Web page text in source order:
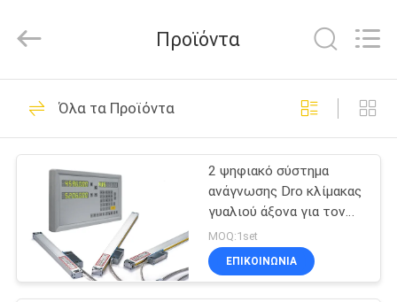
ΣΠΊΤΙ
ΠΡΟΪΌΝΤΑ
ΣΧΕΤΙΚΆ
ΜΕ
ΕΜΆΣ
Technology
Reserved.
Γραμμικός
κωδικοποιητής
κλίμακας
29
31
Προϊόντα
Όλα τα Προϊόντα
2 ψηφιακό σύστημα
ανάγνωσης Dro κλίμακας
γυαλιού άξονα για τον
τόρνο μύλων του
Μπρίτζπορτ
MOQ:1set
ΕΠΙΚΟΙΝΩΝΙΑ